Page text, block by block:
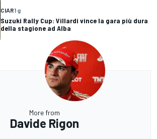
CIAR1 g
Suzuki Rally Cup: Villardi vince la gara più dura
della stagione ad Alba
More from
Davide Rigon